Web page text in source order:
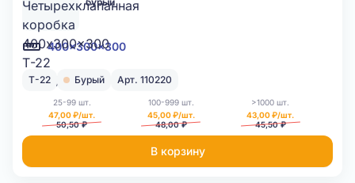
400x300x300
Т-22 Бурый Арт. 110220
25-99 шт.
47,00 ₽/шт.
50,50 ₽
100-999 шт.
45,00 ₽/шт.
48,00 ₽
>1000 шт.
43,00 ₽/шт.
45,50 ₽
В корзину